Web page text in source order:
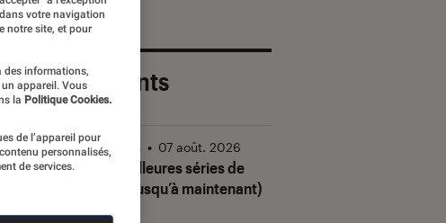
Les plus récents
Les meilleures séries de
2026 (jusqu’à maintenant)
Séries • 07 août. 2026
votre navigation
notre site, et pour
des informations,
appareil. Vous
la Politique Cookies.
de l’appareil pour
personnalisés,
de services.